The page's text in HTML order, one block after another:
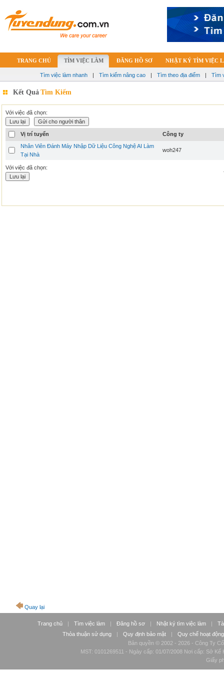
TRANG CHỦ TÌM VIỆC LÀM ĐĂNG HỒ SƠ NHẬT KÝ TÌM VIỆC
Tìm việc làm nhanh | Tìm kiếm nâng cao | Tìm theo địa điểm | Tìm
Kết Quả Tìm Kiếm
Với việc đã chọn:
Vị trí tuyển
Công ty
Nhân Viên Đánh Máy Nhập Dữ Liệu Công Nghệ AI Làm
Tại Nhà
woh247
Với việc đã chọn:
Quay lại
Trang chủ | Tìm việc làm | Đăng hồ sơ | Nhật ký tìm việc làm |
Thỏa thuận sử dụng
| Quy định bảo mật |
Quy chế hoạt động
Bản quyền © 2002 - 2026 - Công Ty
MST: 0101269511 - Ngày cấp: 01/07/2008 Nơi cấp: Sở
Giấy